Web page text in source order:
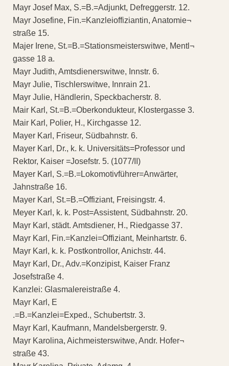
Mayr Josef Max, S.=B.=Adjunkt, Defreggerstr. 12.
Mayr Josefine, Fin.=Kanzleioffiziantin, Anatomie¬
straße 15.
Majer Irene, St.=B.=Stationsmeisterswitwe, Mentl¬
gasse 18 a.
Mayr Judith, Amtsdienerswitwe, Innstr. 6.
Mayr Julie, Tischlerswitwe, Innrain 21.
Mayr Julie, Händlerin, Speckbacherstr. 8.
Mair Karl, St.=B.=Oberkondukteur, Klostergasse 3.
Mair Karl, Polier, H., Kirchgasse 12.
Mayer Karl, Friseur, Südbahnstr. 6.
Mayer Karl, Dr., k. k. Universitäts=Professor und
Rektor, Kaiser =Josefstr. 5. (1077/II)
Mayer Karl, S.=B.=Lokomotivführer=Anwärter,
Jahnstraße 16.
Mayer Karl, St.=B.=Offiziant, Freisingstr. 4.
Meyer Karl, k. k. Post=Assistent, Südbahnstr. 20.
Mayr Karl, städt. Amtsdiener, H., Riedgasse 37.
Mayr Karl, Fin.=Kanzlei=Offiziant, Meinhartstr. 6.
Mayr Karl, k. k. Postkontrollor, Anichstr. 44.
Mayr Karl, Dr., Adv.=Konzipist, Kaiser Franz
Josefstraße 4.
Kanzlei: Glasmalereistraße 4.
Mayr Karl, E
.=B.=Kanzlei=Exped., Schubertstr. 3.
Mayr Karl, Kaufmann, Mandelsbergerstr. 9.
Mayr Karolina, Aichmeisterswitwe, Andr. Hofer¬
straße 43.